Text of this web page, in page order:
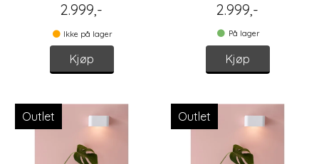
2.999,-
Ikke på lager
Kjøp
2.999,-
På lager
Kjøp
Outlet Outlet